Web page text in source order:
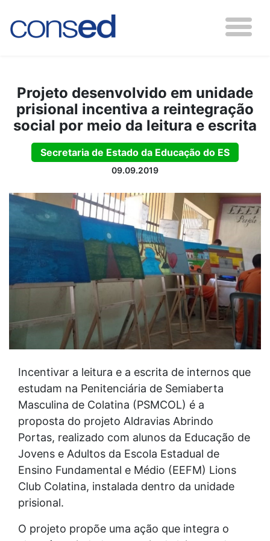
Projeto desenvolvido em unidade
prisional incentiva a reintegração
social por meio da leitura e escrita
Secretaria de Estado da Educação do ES
09.09.2019
Incentivar a leitura e a escrita de internos que
estudam na Penitenciária de Semiaberta
Masculina de Colatina (PSMCOL) é a
proposta do projeto Aldravias Abrindo
Portas, realizado com alunos da Educação de
Jovens e Adultos da Escola Estadual de
Ensino Fundamental e Médio (EEFM) Lions
Club Colatina, instalada dentro da unidade
prisional.
O projeto propõe uma ação que integra o